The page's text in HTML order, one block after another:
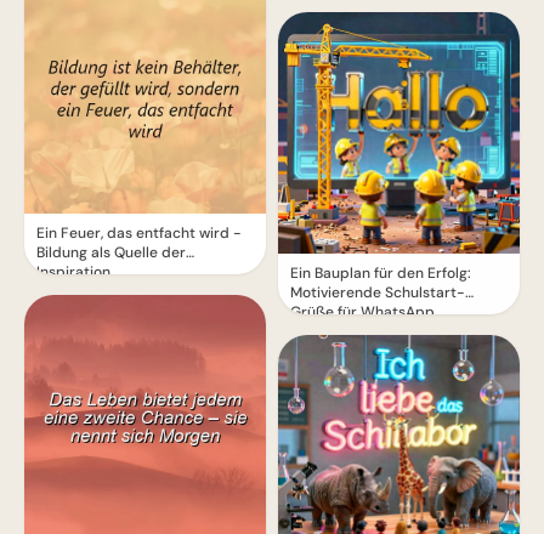
Ein Feuer, das entfacht wird -
Bildung als Quelle der
Inspiration
Ein Bauplan für den Erfolg:
Motivierende Schulstart-
Grüße für WhatsApp